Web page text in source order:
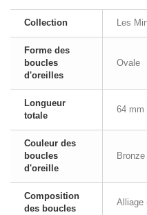
Collection Les
Forme des
boucles
d'oreilles
Ovale
Longueur
totale
64 mm
Couleur des
boucles
d'oreille
Bronze
Composition
des boucles
Alliage